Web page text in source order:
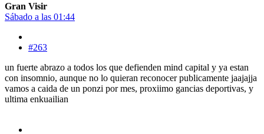
Gran Visir
Sábado a las 01:44
#263
un fuerte abrazo a todos los que defienden mind capital y ya estan
con insomnio, aunque no lo quieran reconocer publicamente jaajajja
vamos a caida de un ponzi por mes, proxiimo gancias deportivas, y
ultima enkuailian